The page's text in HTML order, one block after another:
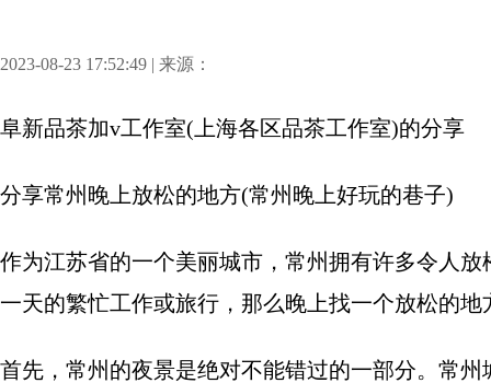
2023-08-23 17:52:49 | 来源：
阜新品茶加v工作室(上海各区品茶工作室)的分享
分享常州晚上放松的地方(常州晚上好玩的巷子)
作为江苏省的一个美丽城市，常州拥有许多令人
一天的繁忙工作或旅行，那么晚上找一个放松的
首先，常州的夜景是绝对不能错过的一部分。常